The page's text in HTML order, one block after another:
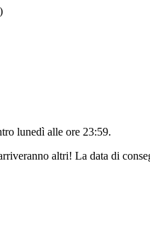
)
lunedì alle ore 23:59.
altri! La data di